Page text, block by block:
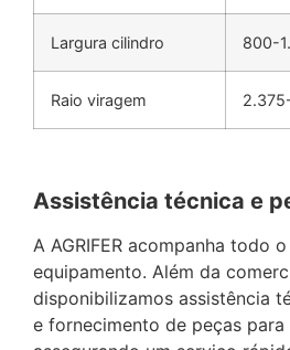
Largura cilindro 800-
Raio viragem
Assistência técnica e
A AGRIFER acompanha todo
equipamento. Além da
disponibilizamos assistência
e fornecimento de peças para